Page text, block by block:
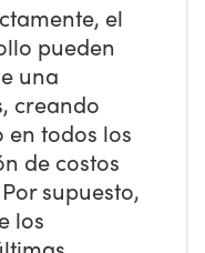
el
pueden
una
creando
en todos los
de costos
supuesto,
los